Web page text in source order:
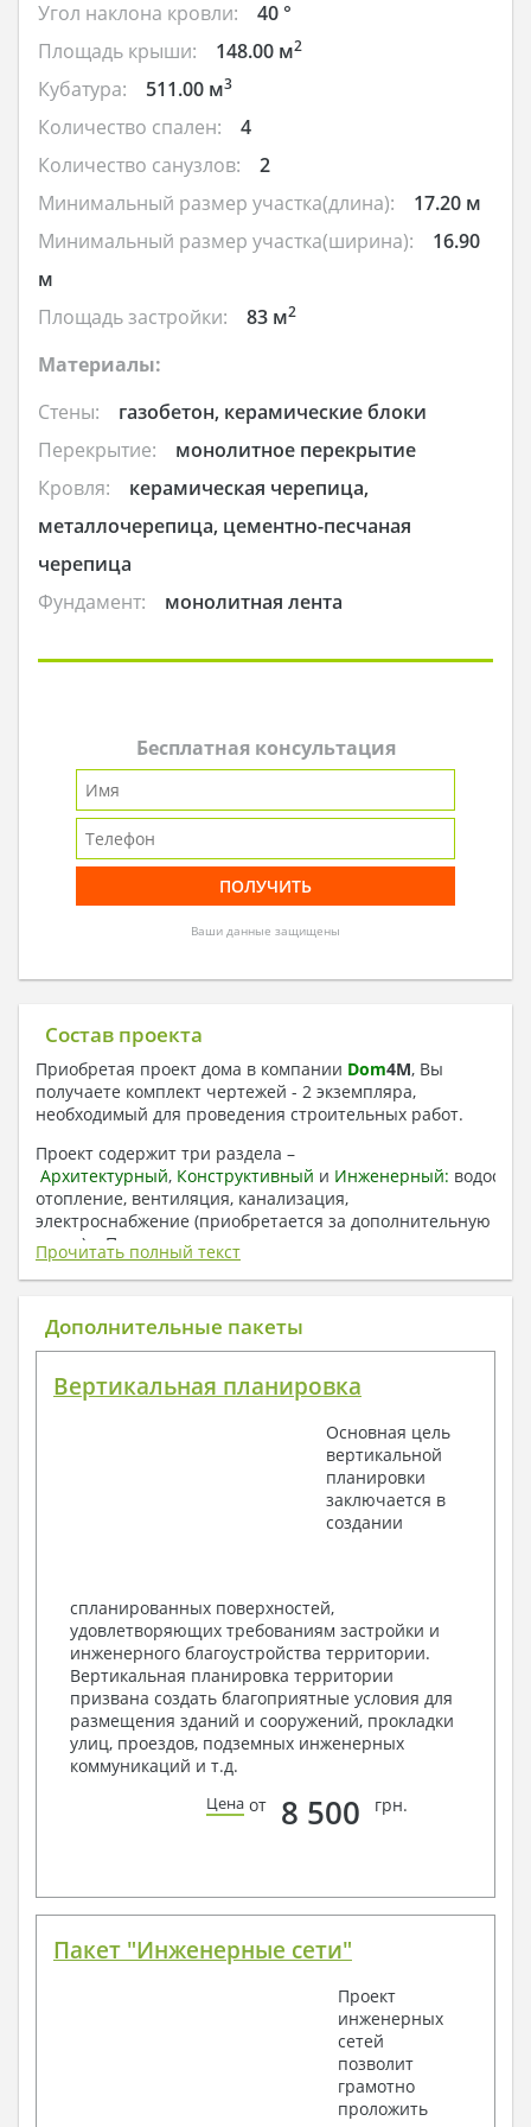
Угол наклона кровли:
40 °
Площадь крыши:
148.00 м2
Кубатура: 511.00 м3
Количество спален:
4
Количество санузлов:
2
Минимальный размер участка(длина):
17.20 м
Минимальный размер участка(ширина):
16.90
м
Площадь застройки:
83 м2
Материалы:
Стены:
газобетон, керамические блоки
Перекрытие:
монолитное перекрытие
Кровля:
керамическая черепица,
металлочерепица, цементно-песчаная
черепица
Фундамент:
монолитная лента
Бесплатная консультация
Ваши данные защищены
Состав проекта
Приобретая проект дома в компании Dom4M, Вы
получаете комплект чертежей - 2 экземпляра,
необходимый для проведения строительных работ.
Проект содержит три раздела –
Архитектурный, Конструктивный и Инженерный:
отопление, вентиляция, канализация,
электроснабжение (приобретается за дополнительную
плату) + Пояснительная записка.
1. Архитектурный раздел:
Общие данные по проекту
Поэтажные маркировочные планы с
Разрезы и состав конструкций
Фасады с ведомостью внешних отделок
Элементы проемов – спецификация
Ведомость перемычек – сечения и
Архитектурные узлы в конструкциях
2. Конструктивный раздел:
Общие данные по проекту
Схемы расположения и расчеты фундаментов
Элементы каркаса – схемы расположения
Схема расположения перекрытий
Опоры перекрытия на стены или Узлы
Элементы кровли – схемы расположения
3. Инженерный раздел (приобретается по желанию
за дополнительную плату):
Условные обозначения с общими данными
Поэтажная система водоснабжения и
Аксонометрическая схема водоснабжения и
Прочитать полный текст
Дополнительные пакеты
Вертикальная планировка
Основная цель
вертикальной
планировки
заключается в
создании
спланированных поверхностей,
удовлетворяющих требованиям застройки и
инженерного благоустройства территории.
Вертикальная планировка территории
призвана создать благоприятные условия для
размещения зданий и сооружений, прокладки
улиц, проездов, подземных инженерных
коммуникаций и т.д.
Цена от 8 500 грн.
Пакет "Инженерные сети"
Проект
инженерных
сетей
позволит
грамотно
проложить